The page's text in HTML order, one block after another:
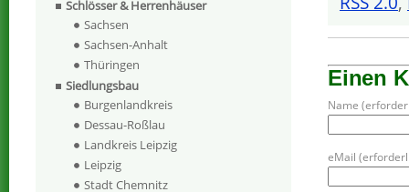
Einen
Name
eMail
Schlösser & Herrenhäuser
Sachsen
Sachsen-Anhalt
Thüringen
Siedlungsbau
Burgenlandkreis
Dessau-Roßlau
Landkreis Leipzig
Leipzig
Stadt Chemnitz